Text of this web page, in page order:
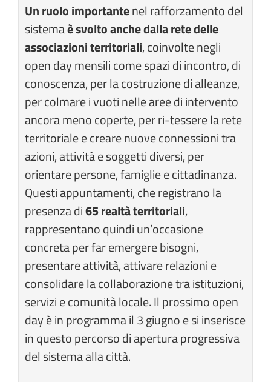
Un ruolo importantenel rafforzamento del
sistemaè svolto anche dalla rete delle
associazioni territoriali, coinvolte negli
open day mensili come spazi di incontro, di
conoscenza, per la costruzione di alleanze,
per colmare i vuoti nelle aree di intervento
ancora meno coperte, per ri-tessere la rete
territoriale e creare nuove connessioni tra
azioni, attività e soggetti diversi, per
orientare persone, famiglie e cittadinanza.
Questi appuntamenti, che registrano la
presenza di65 realtà territoriali,
rappresentano quindi un’occasione
concreta per far emergere bisogni,
presentare attività, attivare relazioni e
consolidare la collaborazione tra istituzioni,
servizi e comunità locale. Il prossimo open
day è in programma il 3 giugno e si inserisce
in questo percorso di apertura progressiva
del sistema alla città.